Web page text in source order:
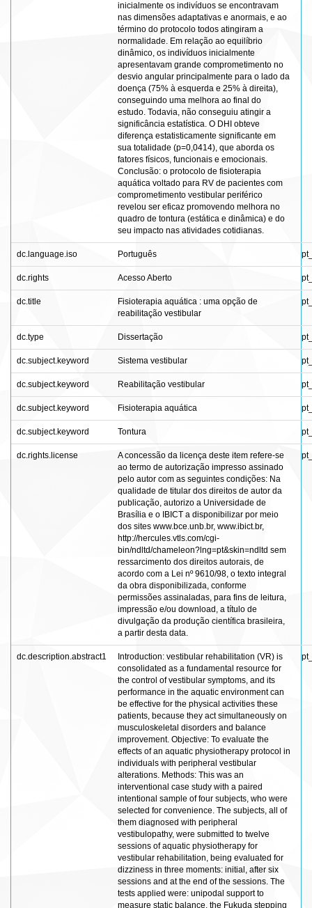
inicialmente os indivíduos se encontravam
nas dimensões adaptativas e anormais, e ao
término do protocolo todos atingiram a
normalidade. Em relação ao equilíbrio
dinâmico, os indivíduos inicialmente
apresentavam grande comprometimento no
desvio angular principalmente para o lado da
doença (75% à esquerda e 25% à direita),
conseguindo uma melhora ao final do
estudo. Todavia, não conseguiu atingir a
significância estatística. O DHI obteve
diferença estatisticamente significante em
sua totalidade (p=0,0414), que aborda os
fatores físicos, funcionais e emocionais.
Conclusão: o protocolo de fisioterapia
aquática voltado para RV de pacientes com
comprometimento vestibular periférico
revelou ser eficaz promovendo melhora no
quadro de tontura (estática e dinâmica) e do
seu impacto nas atividades cotidianas.
dc.language.iso Português
dc.rights Acesso Aberto
dc.title
Fisioterapia aquática : uma opção de
reabilitação vestibular
dc.type Dissertação
dc.subject.keyword Sistema vestibular
dc.subject.keyword Reabilitação vestibular
dc.subject.keyword Fisioterapia aquática
dc.subject.keyword Tontura
dc.rights.license
A concessão da licença deste item refere-se
ao termo de autorização impresso assinado
pelo autor com as seguintes condições: Na
qualidade de titular dos direitos de autor da
publicação, autorizo a Universidade de
Brasília e o IBICT a disponibilizar por meio
dos sites www.bce.unb.br, www.ibict.br,
http://hercules.vtls.com/cgi-
bin/ndltd/chameleon?lng=pt&skin=ndltd sem
ressarcimento dos direitos autorais, de
acordo com a Lei nº 9610/98, o texto integral
da obra disponibilizada, conforme
permissões assinaladas, para fins de leitura,
impressão e/ou download, a título de
divulgação da produção científica brasileira,
a partir desta data.
dc.description.abstract1
Introduction: vestibular rehabilitation (VR) is
consolidated as a fundamental resource for
the control of vestibular symptoms, and its
performance in the aquatic environment can
be effective for the physical activities these
patients, because they act simultaneously on
musculoskeletal disorders and balance
improvement. Objective: To evaluate the
effects of an aquatic physiotherapy protocol in
individuals with peripheral vestibular
alterations. Methods: This was an
interventional case study with a paired
intentional sample of four subjects, who were
selected for convenience. The subjects, all of
them diagnosed with peripheral
vestibulopathy, were submitted to twelve
sessions of aquatic physiotherapy for
vestibular rehabilitation, being evaluated for
dizziness in three moments: initial, after six
sessions and at the end of the sessions. The
tests applied were: unipodal support to
measure static balance, the Fukuda stepping